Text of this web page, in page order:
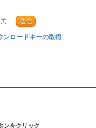
送信
ンロードキーの取得
ンをクリック